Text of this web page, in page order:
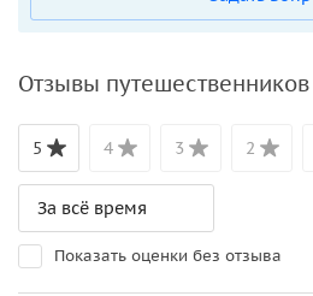
Отзывы путешественников
5 4 3 2
Показать оценки без отзыва